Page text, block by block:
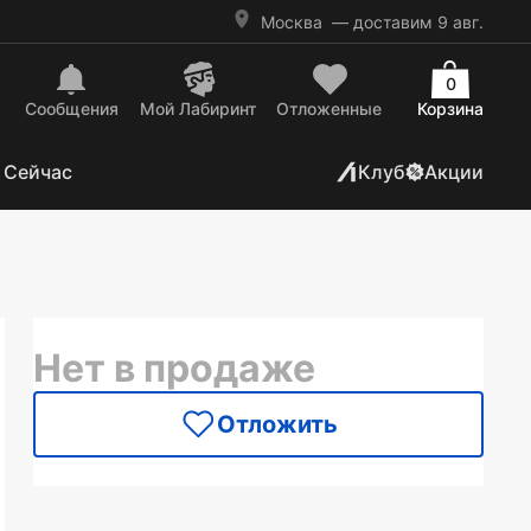
Москва — доставим 9 авг.
Сообщения Mой Лабиринт Отложенные Корзина
0
Клуб Акции
Нет в продаже
Отложить